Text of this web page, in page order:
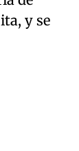
y se